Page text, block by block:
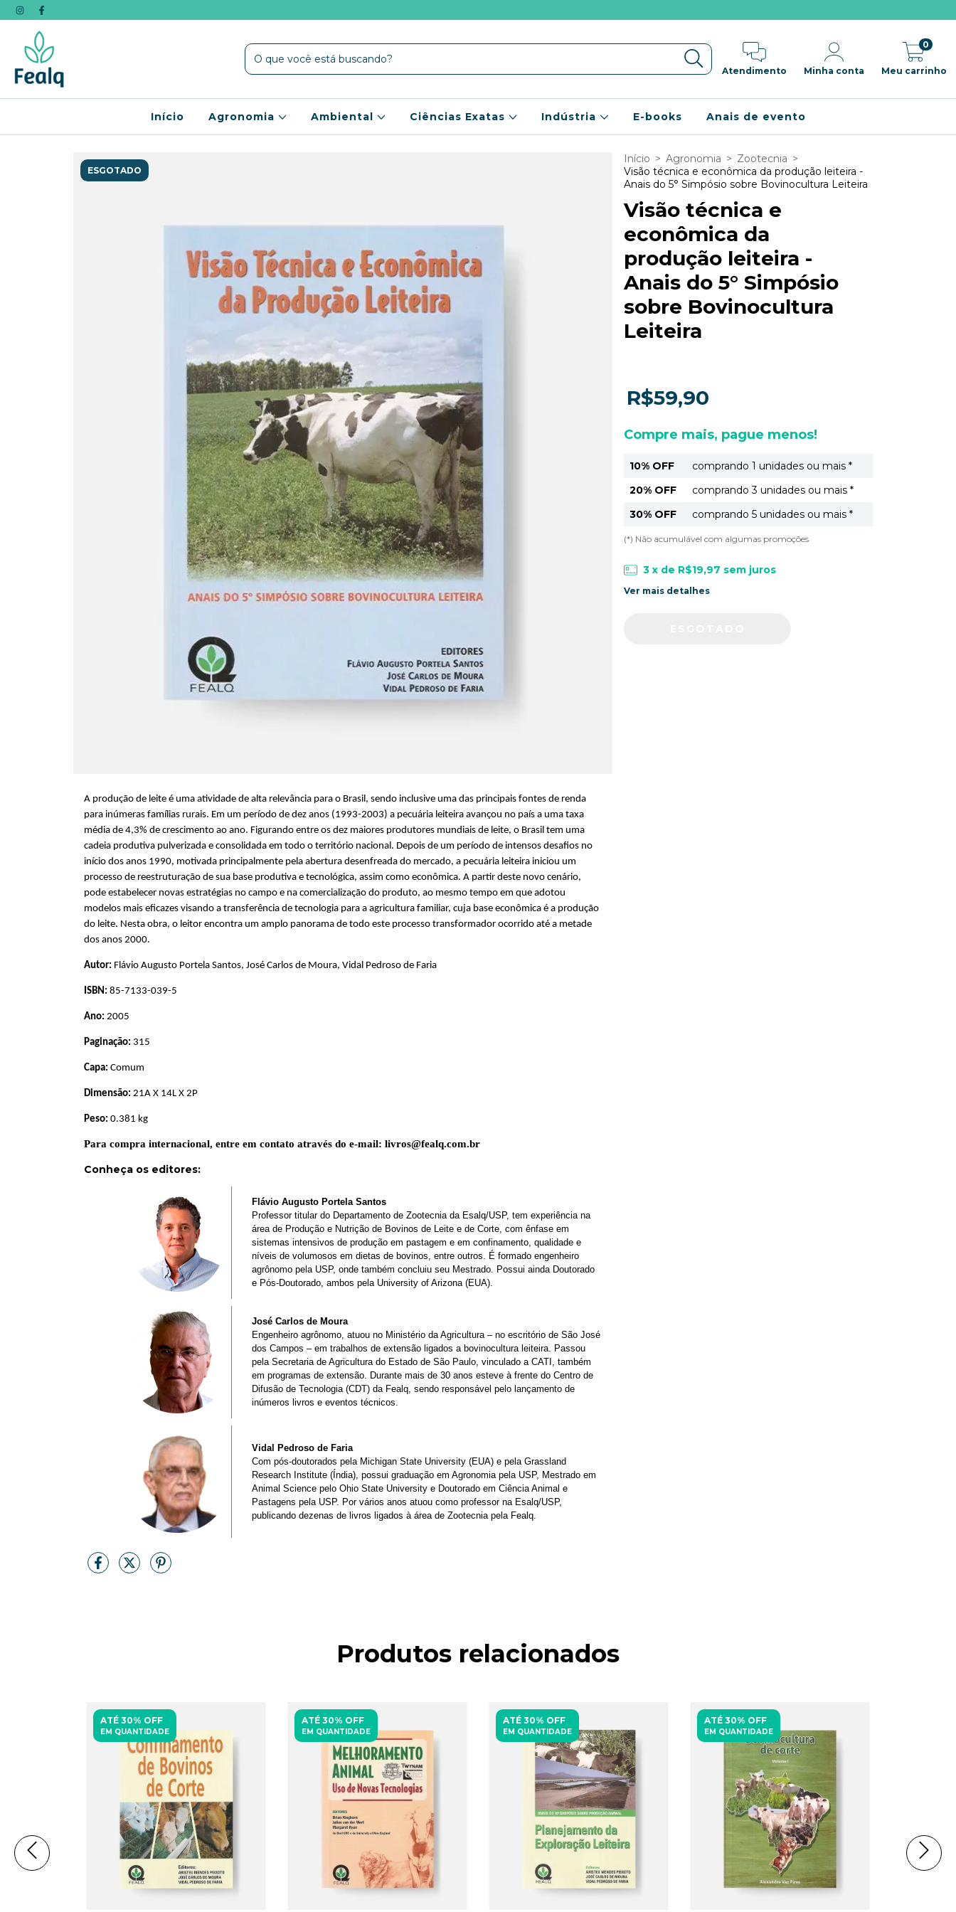
Atendimento Minha conta Meu carrinho
0
Início Agronomia Ambiental Ciências Exatas Indústria E-books Anais de evento
ESGOTADO
A produção de leite é uma atividade de alta relevância para o Brasil, sendo inclusive uma das principais fontes de renda
para inúmeras famílias rurais. Em um período de dez anos (1993-2003) a pecuária leiteira avançou no país a uma taxa
média de 4,3% de crescimento ao ano. Figurando entre os dez maiores produtores mundiais de leite, o Brasil tem uma
cadeia produtiva pulverizada e consolidada em todo o território nacional. Depois de um período de intensos desafios no
início dos anos 1990, motivada principalmente pela abertura desenfreada do mercado, a pecuária leiteira iniciou um
processo de reestruturação de sua base produtiva e tecnológica, assim como econômica. A partir deste novo cenário,
pode estabelecer novas estratégias no campo e na comercialização do produto, ao mesmo tempo em que adotou
modelos mais eficazes visando a transferência de tecnologia para a agricultura familiar, cuja base econômica é a produção
do leite. Nesta obra, o leitor encontra um amplo panorama de todo este processo transformador ocorrido até a metade
dos anos 2000.
Autor: Flávio Augusto Portela Santos, José Carlos de Moura, Vidal Pedroso de Faria
ISBN: 85-7133-039-5
Ano: 2005
Paginação: 315
Capa: Comum
Dimensão: 21A X 14L X 2P
Peso: 0.381 kg
Para compra internacional, entre em contato através do e-mail: livros@fealq.com.br
Conheça os editores:
Flávio Augusto Portela Santos
Professor titular do Departamento de Zootecnia da Esalq/USP, tem experiência na
área de Produção e Nutrição de Bovinos de Leite e de Corte, com ênfase em
sistemas intensivos de produção em pastagem e em confinamento, qualidade e
níveis de volumosos em dietas de bovinos, entre outros. É formado engenheiro
agrônomo pela USP, onde também concluiu seu Mestrado. Possui ainda Doutorado
e Pós-Doutorado, ambos pela University of Arizona (EUA).
José Carlos de Moura
Engenheiro agrônomo, atuou no Ministério da Agricultura – no escritório de São José
dos Campos – em trabalhos de extensão ligados a bovinocultura leiteira. Passou
pela Secretaria de Agricultura do Estado de São Paulo, vinculado a CATI, também
em programas de extensão. Durante mais de 30 anos esteve à frente do Centro de
Difusão de Tecnologia (CDT) da Fealq, sendo responsável pelo lançamento de
inúmeros livros e eventos técnicos.
Vidal Pedroso de Faria
Com pós-doutorados pela Michigan State University (EUA) e pela Grassland
Research Institute (Índia), possui graduação em Agronomia pela USP, Mestrado em
Animal Science pelo Ohio State University e Doutorado em Ciência Animal e
Pastagens pela USP. Por vários anos atuou como professor na Esalq/USP,
publicando dezenas de livros ligados à área de Zootecnia pela Fealq.
Início > Agronomia > Zootecnia >
Visão técnica e econômica da produção leiteira -
Anais do 5° Simpósio sobre Bovinocultura Leiteira
Visão técnica e
econômica da
produção leiteira -
Anais do 5° Simpósio
sobre Bovinocultura
Leiteira
R$59,90
Compre mais, pague menos!
10% OFF
comprando 1 unidades ou mais *
20% OFF
comprando 3 unidades ou mais *
30% OFF
comprando 5 unidades ou mais *
(*) Não acumulável com algumas promoções
3 x de R$19,97 sem juros
Ver mais detalhes
Produtos relacionados
ATÉ 30% OFF
EM QUANTIDADE
ATÉ 30% OFF
EM QUANTIDADE
ATÉ 30% OFF
EM QUANTIDADE
ATÉ 30% OFF
EM QUANTIDADE